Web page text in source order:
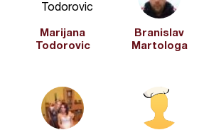
Marijana
Todorovic
Branislav
Martologa